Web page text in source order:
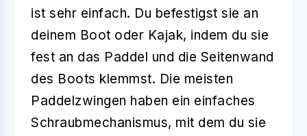
ist sehr einfach. Du befestigst sie an
deinem Boot oder Kajak, indem du sie
fest an das Paddel und die Seitenwand
des Boots klemmst. Die meisten
Paddelzwingen haben ein einfaches
Schraubmechanismus, mit dem du sie